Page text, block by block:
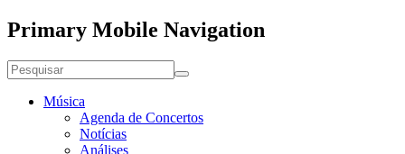
Primary Mobile Navigation
Música
Agenda de Concertos
Notícias
Análises